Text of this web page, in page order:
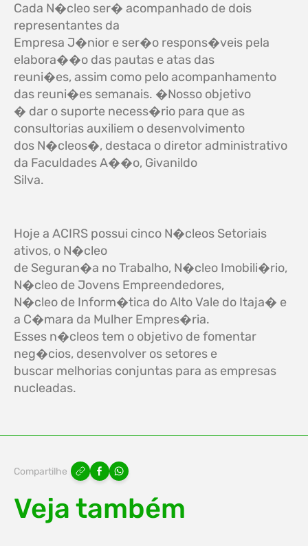
Cada N�cleo ser� acompanhado de dois
representantes da
Empresa J�nior e ser�o respons�veis pela
elabora��o das pautas e atas das
reuni�es, assim como pelo acompanhamento
das reuni�es semanais. �Nosso objetivo
� dar o suporte necess�rio para que as
consultorias auxiliem o desenvolvimento
dos N�cleos�, destaca o diretor administrativo
da Faculdades A��o, Givanildo
Silva.
Hoje a ACIRS possui cinco N�cleos Setoriais
ativos, o N�cleo
de Seguran�a no Trabalho, N�cleo Imobili�rio,
N�cleo de Jovens Empreendedores,
N�cleo de Inform�tica do Alto Vale do Itaja� e
a C�mara da Mulher Empres�ria.
Esses n�cleos tem o objetivo de fomentar
neg�cios, desenvolver os setores e
buscar melhorias conjuntas para as empresas
nucleadas.
Compartilhe
Veja também